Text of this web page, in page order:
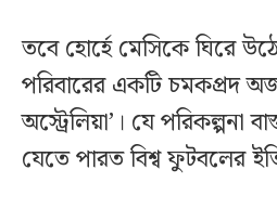
তবে হোর্হে মেসিকে ঘিরে
পরিবারের একটি চমকপ্রদ
অস্ট্রেলিয়া’। যে পরিকল্পনা
যেতে পারত বিশ্ব ফুটবলের